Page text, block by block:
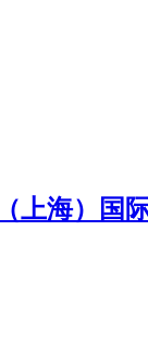
上海）国